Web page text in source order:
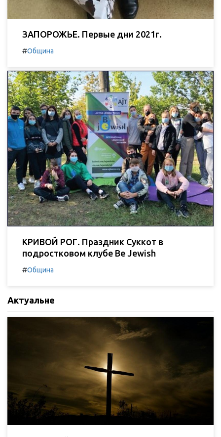
ЗАПОРОЖЬЕ. Первые дни 2021г.
#Община
КРИВОЙ РОГ. Праздник Суккот в
подростковом клубе Be Jewish
#Община
Актуальне